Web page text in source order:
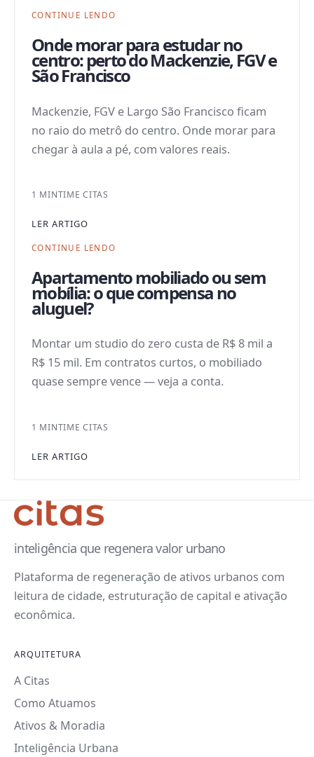
CONTINUE LENDO
Onde morar para estudar no
centro: perto do Mackenzie, FGV e
São Francisco
Mackenzie, FGV e Largo São Francisco ficam
no raio do metrô do centro. Onde morar para
chegar à aula a pé, com valores reais.
1 MINTIME CITAS
LER ARTIGO
CONTINUE LENDO
Apartamento mobiliado ou sem
mobília: o que compensa no
aluguel?
Montar um studio do zero custa de R$ 8 mil a
R$ 15 mil. Em contratos curtos, o mobiliado
quase sempre vence — veja a conta.
1 MINTIME CITAS
LER ARTIGO
inteligência que regenera valor urbano
Plataforma de regeneração de ativos urbanos com
leitura de cidade, estruturação de capital e ativação
econômica.
ARQUITETURA
A Citas
Como Atuamos
Ativos & Moradia
Inteligência Urbana